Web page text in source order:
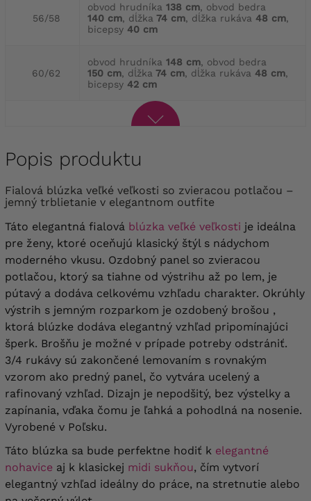
56/58
obvod hrudníka 138 cm, obvod bedra
140 cm, dĺžka 74 cm, dĺžka rukáva 48 cm,
bicepsy 40 cm
60/62
obvod hrudníka 148 cm, obvod bedra
150 cm, dĺžka 74 cm, dĺžka rukáva 48 cm,
bicepsy 42 cm
Popis produktu
Fialová blúzka veľké veľkosti so zvieracou potlačou –
jemný trblietanie v elegantnom outfite
Táto elegantná fialová blúzka veľké veľkosti je ideálna
pre ženy, ktoré oceňujú klasický štýl s nádychom
moderného vkusu. Ozdobný panel so zvieracou
potlačou, ktorý sa tiahne od výstrihu až po lem, je
pútavý a dodáva celkovému vzhľadu charakter. Okrúhly
výstrih s jemným rozparkom je ozdobený brošou ,
ktorá blúzke dodáva elegantný vzhľad pripomínajúci
šperk. Brošňu je možné v prípade potreby odstrániť.
3/4 rukávy sú zakončené lemovaním s rovnakým
vzorom ako predný panel, čo vytvára ucelený a
rafinovaný vzhľad. Dizajn je nepodšitý, bez výstelky a
zapínania, vďaka čomu je ľahká a pohodlná na nosenie.
Vyrobené v Poľsku.
Táto blúzka sa bude perfektne hodiť k elegantné
nohavice aj k klasickej midi sukňou, čím vytvorí
elegantný vzhľad ideálny do práce, na stretnutie alebo